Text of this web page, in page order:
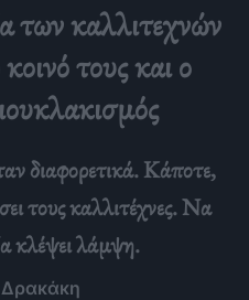
των καλλιτεχνών
τους και ο
διαφορετικά. Κάποτε,
τους καλλιτέχνες. Να
κλέψει λάμψη.
Δρακάκη